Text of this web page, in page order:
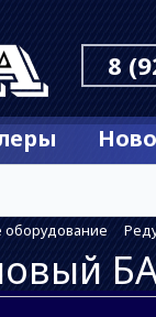
8
оборудование